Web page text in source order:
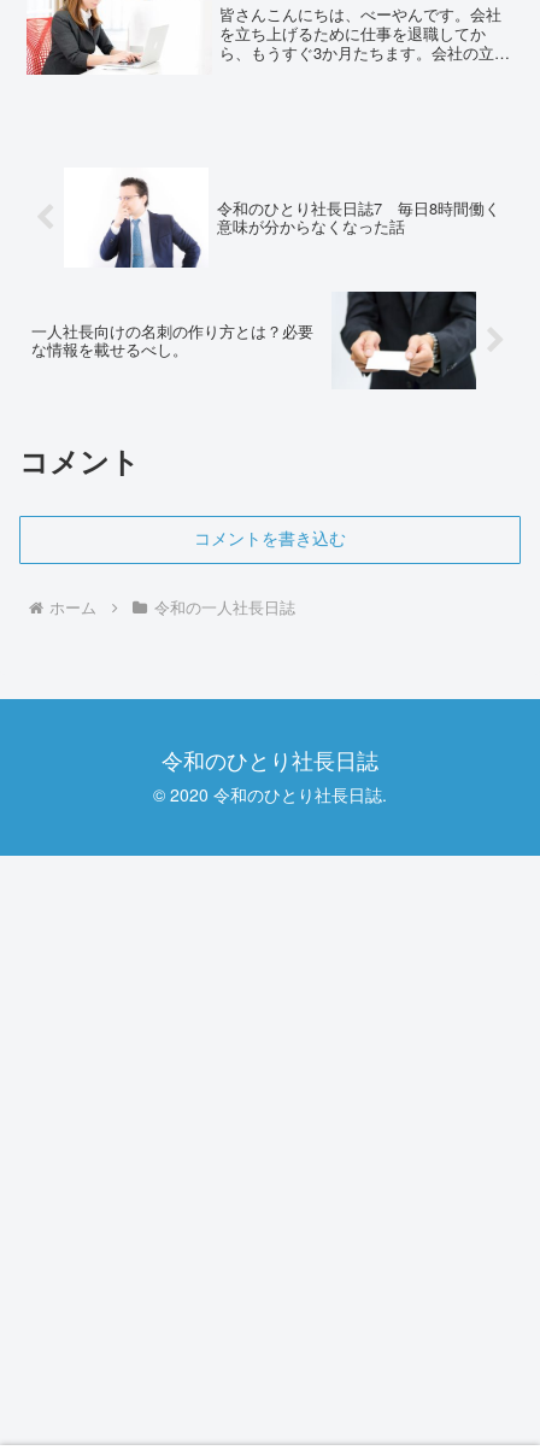
皆さんこんにちは、べーやんです。会社
を立ち上げるために仕事を退職してか
ら、もうすぐ3か月たちます。会社の立ち
令和のひとり社長日誌7 毎日8時間働く
意味が分からなくなった話
一人社長向けの名刺の作り方とは？必要
な情報を載せるべし。
コメント
コメントを書き込む
ホーム 令和の一人社長日誌
令和のひとり社長日誌
© 2020 令和のひとり社長日誌.